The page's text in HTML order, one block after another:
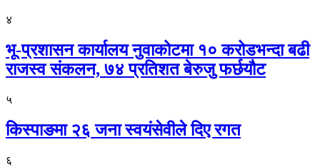
४
भू-प्रशासन कार्यालय नुवाकोटमा १० करोडभन्दा बढी
राजस्व संकलन, ७४ प्रतिशत बेरुजु फर्छयौट
५
किस्पाङमा २६ जना स्वयंसेवीले दिए रगत
६